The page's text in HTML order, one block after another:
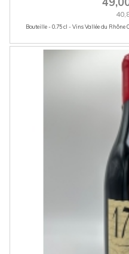
Bouteille - 0.75 cl - Vins Vallée du